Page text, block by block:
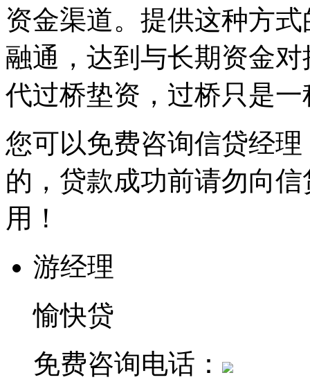
资金渠道。提供这种方
融通，达到与长期资金
代过桥垫资，过桥只是
您可以免费咨询信贷经
的，贷款成功前请勿向
用！
游经理
愉快贷
免费咨询电话：